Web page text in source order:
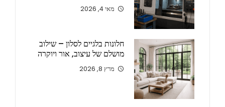
מאי 4, 2026
חלונות בלגיים לסלון – שילוב
מושלם של עיצוב, אור ויוקרה
מרץ 8, 2026